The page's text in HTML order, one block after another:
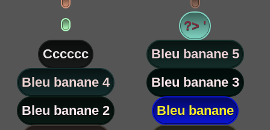
?> '
Cccccc
Bleu banane 5
Bleu banane 4
Bleu banane 3
Bleu banane 2
Bleu banane